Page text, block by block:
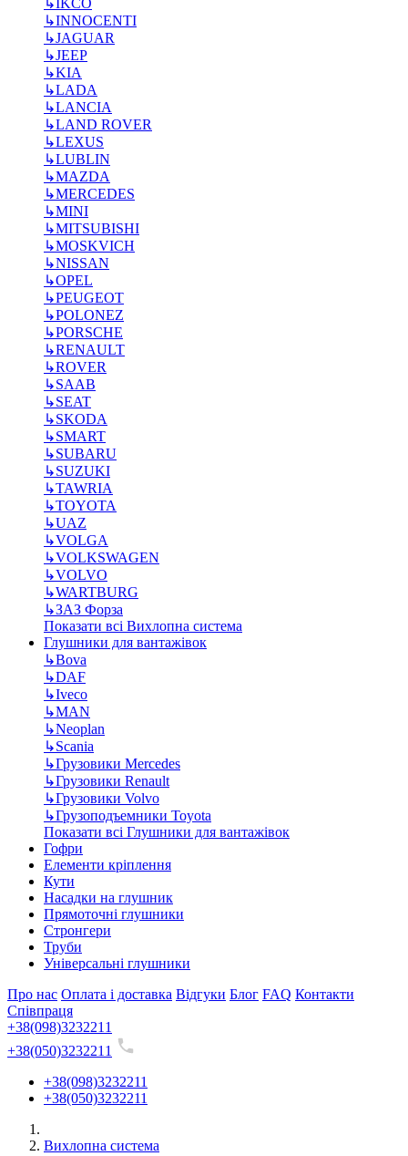
↳IKCO
↳INNOCENTI
↳JAGUAR
↳JEEP
↳KIA
↳LADA
↳LANCIA
↳LAND ROVER
↳LEXUS
↳LUBLIN
↳MAZDA
↳MERCEDES
↳MINI
↳MITSUBISHI
↳MOSKVICH
↳NISSAN
↳OPEL
↳PEUGEOT
↳POLONEZ
↳PORSCHE
↳RENAULT
↳ROVER
↳SAAB
↳SEAT
↳SKODA
↳SMART
↳SUBARU
↳SUZUKI
↳TAWRIA
↳TOYOTA
↳UAZ
↳VOLGA
↳VOLKSWAGEN
↳VOLVO
↳WARTBURG
↳ЗАЗ Форза
Показати всі Вихлопна система
Глушники для вантажівок
↳Bova
↳DAF
↳Iveco
↳MAN
↳Neoplan
↳Scania
↳Грузовики Mercedes
↳Грузовики Renault
↳Грузовики Volvo
↳Грузоподъемники Toyota
Показати всі Глушники для вантажівок
Гофри
Елементи кріплення
Кути
Насадки на глушник
Прямоточні глушники
Стронгери
Труби
Універсальні глушники
Про нас Оплата і доставка Відгуки Блог FAQ Контакти
Співпраця
+38(098)3232211
+38(050)3232211
+38(098)3232211
+38(050)3232211
Вихлопна система